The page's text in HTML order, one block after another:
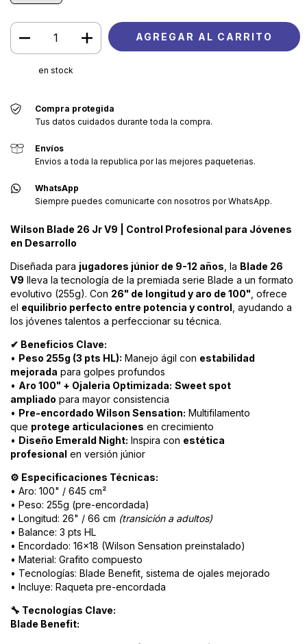
en stock
Compra protegida
Tus datos cuidados durante toda la compra.
Envíos
Envios a toda la republica por las mejores paqueterias.
WhatsApp
Siempre puedes comunicarte con nosotros por WhatsApp.
Wilson Blade 26 Jr V9 | Control Profesional para Jóvenes
en Desarrollo
Diseñada para jugadores júnior de 9-12 años , la Blade 26
V9 lleva la tecnología de la premiada serie Blade a un formato
evolutivo (255g). Con 26" de longitud y aro de 100" , ofrece
el equilibrio perfecto entre potencia y control , ayudando a
los jóvenes talentos a perfeccionar su técnica.
✔ Beneficios Clave:
• Peso 255g (3 pts HL): Manejo ágil con estabilidad
mejorada para golpes profundos
• Aro 100" + Ojaleria Optimizada: Sweet spot
ampliado para mayor consistencia
• Pre-encordado Wilson Sensation: Multifilamento
que protege articulaciones en crecimiento
• Diseño Emerald Night: Inspira con estética
profesional en versión júnior
⚙️ Especificaciones Técnicas:
• Aro: 100" / 645 cm²
• Peso: 255g (pre-encordada)
• Longitud: 26" / 66 cm (transición a adultos)
• Balance: 3 pts HL
• Encordado: 16x18 (Wilson Sensation preinstalado)
• Material: Grafito compuesto
• Tecnologías: Blade Benefit, sistema de ojales mejorado
• Incluye: Raqueta pre-encordada
🔧 Tecnologías Clave:
Blade Benefit: